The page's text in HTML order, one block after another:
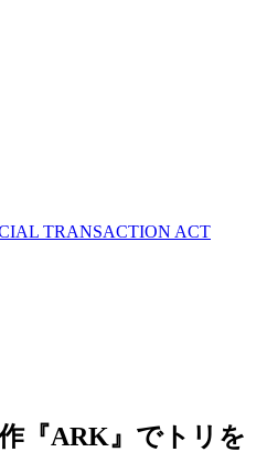
TRANSACTION ACT
『ARK』でトリを